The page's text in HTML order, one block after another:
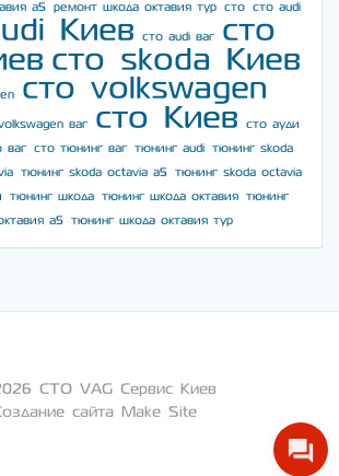
а5
ремонт шкода октавия тур сто сто audi
Киев сто audi ваг
сто
сто skoda Киев
сто volkswagen
ваг сто Киев
сто ауди
ваг сто тюнинг ваг тюнинг audi
тюнинг skoda
тюнинг skoda octavia a5
тюнинг skoda octavia
тюнинг шкода тюнинг шкода октавия
тюнинг
а5
тюнинг шкода октавия тур
СТО VAG Сервис Киев
сайта Make Site